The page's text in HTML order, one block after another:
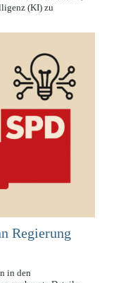
Initiativen danach,
(KI) zu
Regierung